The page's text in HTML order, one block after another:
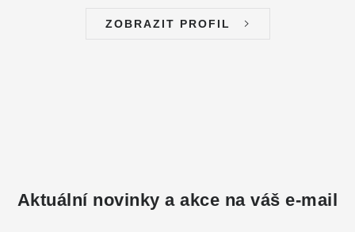
ZOBRAZIT PROFIL
Aktuální novinky a akce na váš e-mail